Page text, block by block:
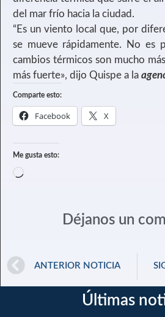
del mar frío hacia la ciudad.
“Es un viento local que, por
se mueve rápidamente. No es
cambios térmicos son mucho
más fuerte», dijo Quispe a la
Comparte esto:
Facebook X
Me gusta esto:
Déjanos un
ANTERIOR NOTICIA
Últimas